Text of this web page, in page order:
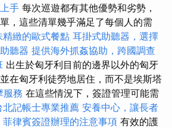
手 每次巡遊都有其他優勢和劣勢，
，這些清單幾乎滿足了每個人的需
緻的歐式餐點 耳掛式助聽器，選擇
聽器 提供海外抓姦協助，跨國調查
出生於匈牙利目前的邊界以外的匈牙
在匈牙利徒勞地居住，而不是埃斯塔
服務 在這些情況下，簽證管理可能需
北記帳士專業推薦 安養中心，讓長者
菲律賓簽證辦理的注意事項 有效的護